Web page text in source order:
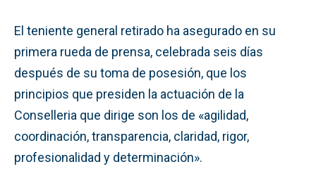
El teniente general retirado ha asegurado en su
primera rueda de prensa, celebrada seis días
después de su toma de posesión, que los
principios que presiden la actuación de la
Conselleria que dirige son los de «agilidad,
coordinación, transparencia, claridad, rigor,
profesionalidad y determinación».